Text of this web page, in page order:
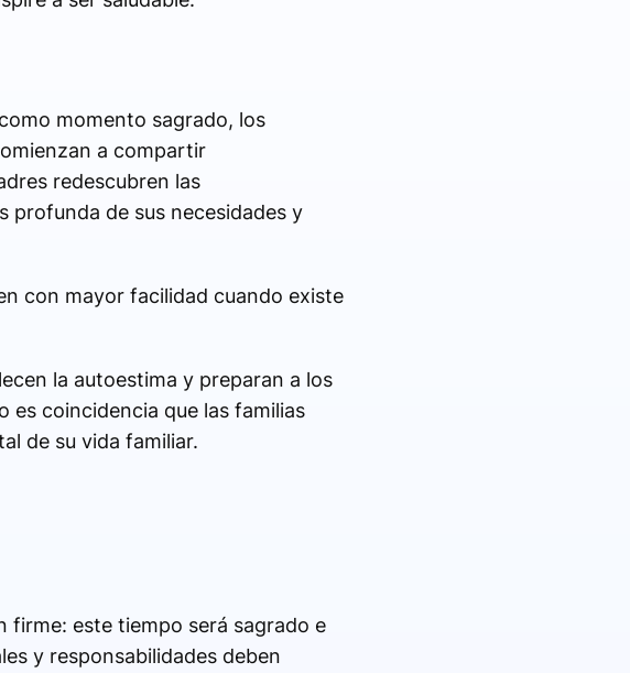
momento sagrado, los
a compartir
redescubren las
profunda de sus necesidades y
con mayor facilidad cuando existe
la autoestima y preparan a los
es coincidencia que las familias
de su vida familiar.
firme: este tiempo será sagrado e
y responsabilidades deben